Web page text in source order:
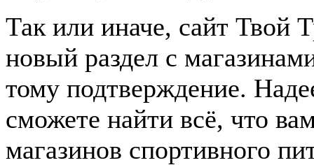
Так или иначе, сайт Твой
новый раздел с
тому подтверждение.
сможете найти всё, что
магазинов спортивного